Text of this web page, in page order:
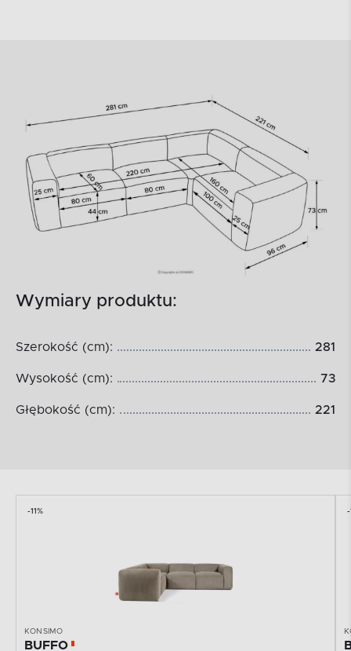
Wymiary produktu:
Szerokość (cm): 281
Wysokość (cm): 73
Głębokość (cm): 221
-11%
KONSIMO
BUFFO
-